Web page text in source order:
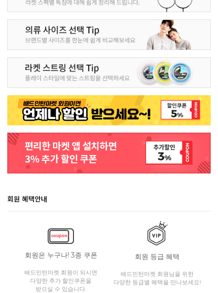
회원 혜택안내
회원은 누구나! 3종 쿠폰
배드민턴마켓 회원이 되시면
다양한 추가 할인쿠폰을
받으실 수 있습니다.
회원 등급 혜택
배드민턴마켓 회원님을 위한
다양한 등급별 혜택을 만나보세요!